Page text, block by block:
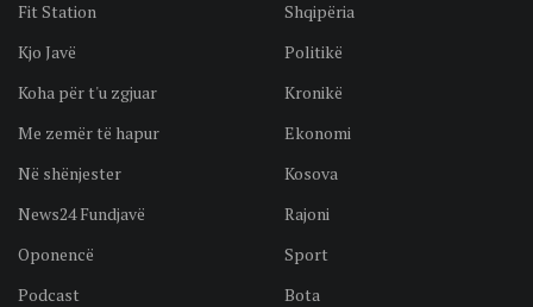
Fit Station
Kjo Javë
Koha për t'u zgjuar
Me zemër të hapur
Në shënjester
News24 Fundjavë
Oponencë
Podcast
Shqipëria
Politikë
Kronikë
Ekonomi
Kosova
Rajoni
Sport
Bota